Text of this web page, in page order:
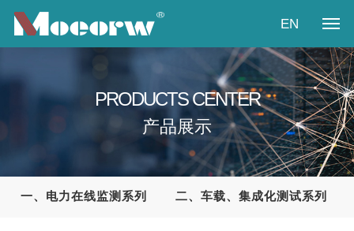
新闻资讯
EN
PRODUCTS CENTER
产品展示
一、电力在线监测系列 二、车载、集成化测试系列